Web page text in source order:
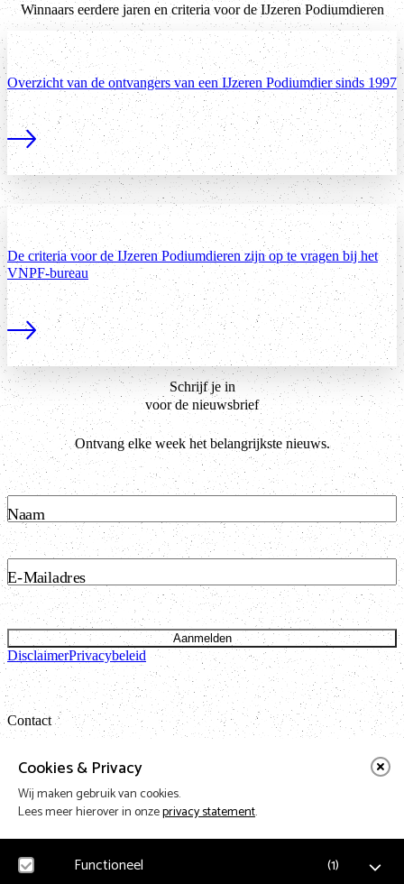
Cookies & Privacy
Wij maken gebruik van cookies.
Lees meer hierover in onzeprivacy statement.
Functioneel (1)
Winnaars eerdere jaren en criteria voor de IJzeren Podiumdieren
Overzicht van de ontvangers van een IJzeren Podiumdier sinds 1997
Lees meer
De criteria voor de IJzeren Podiumdieren zijn op te vragen bij het
VNPF-bureau
Lees meer
Schrijf je in
voor de nieuwsbrief
Ontvang elke week het belangrijkste nieuws.
Naam
E-Mailadres
Aanmelden
DisclaimerPrivacybeleid
Contact
Bataviastraat 24 unit 1.13
t: 020 421 50 05 e: info@vnpf.nl
Vereniging Nederlandse Poppodia en -Festivals